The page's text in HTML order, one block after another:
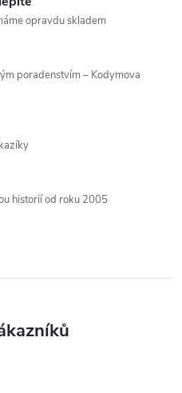
opravdu skladem
poradenstvím – Kodymova
historií od roku 2005